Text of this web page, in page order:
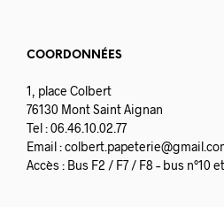
COORDONNÉES
1, place Colbert
76130 Mont Saint Aignan
Tel : 06.46.10.02.77
Email :
Accès : Bus F2 / F7 / F8 – bus n°10 et